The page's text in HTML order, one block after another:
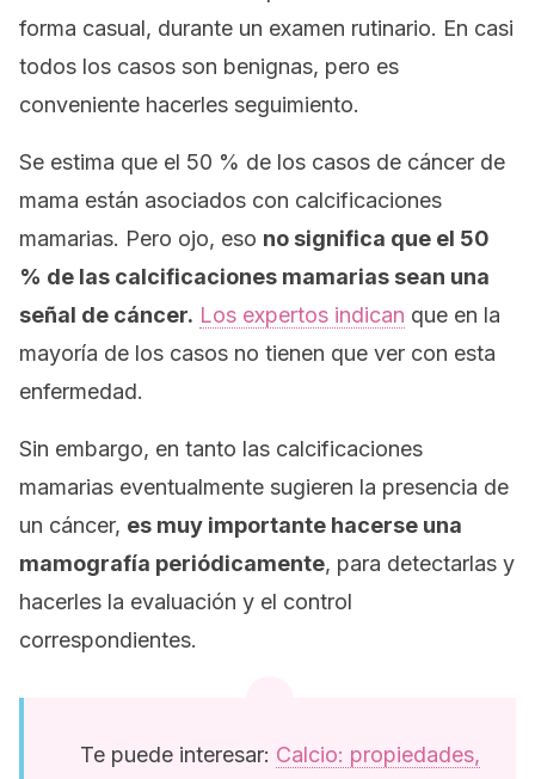
forma casual, durante un examen rutinario. En casi
todos los casos son benignas, pero es
conveniente hacerles seguimiento.
Se estima que el 50 % de los casos de cáncer de
mama están asociados con calcificaciones
mamarias. Pero ojo, eso no significa que el 50
% de las calcificaciones mamarias sean una
señal de cáncer. Los expertos indican que en la
mayoría de los casos no tienen que ver con esta
enfermedad.
Sin embargo, en tanto las calcificaciones
mamarias eventualmente sugieren la presencia de
un cáncer, es muy importante hacerse una
mamografía periódicamente, para detectarlas y
hacerles la evaluación y el control
correspondientes.
Te puede interesar: Calcio: propiedades,